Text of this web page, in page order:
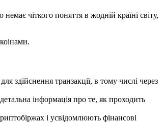
чіткого поняття в жодній країні світу,
здійснення транзакції, в тому числі через
інформація про те, як проходить
і усвідомлюють фінансові